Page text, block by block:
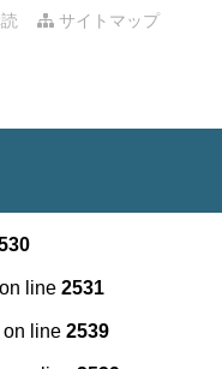
サイトマップ
on line 2531
on line 2539